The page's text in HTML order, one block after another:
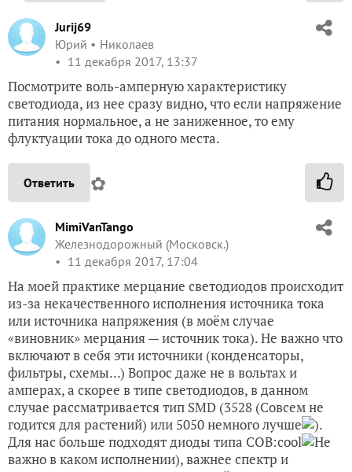
Jurij69
Юрий
Николаев
11 декабря 2017, 13:37
Посмотрите воль-амперную характеристику
светодиода, из нее сразу видно, что если напряжение
питания нормальное, а не заниженное, то ему
флуктуации тока до одного места.
Ответить ✿
MimiVanTango
Железнодорожный (Московск.)
11 декабря 2017, 17:04
На моей практике мерцание светодиодов происходит
из-за некачественного исполнения источника тока
или источника напряжения (в моём случае
«виновник» мерцания — источник тока). Не важно что
включают в себя эти источники (конденсаторы,
фильтры, схемы...) Вопрос даже не в вольтах и
амперах, а скорее в типе светодиодов, в данном
случае рассматривается тип SMD (3528 (Совсем не
годится для растений) или 5050 немного лучше
).
Для нас больше подходят диоды типа COB:cool
Не
важно в каком исполнении), важнее спектр и